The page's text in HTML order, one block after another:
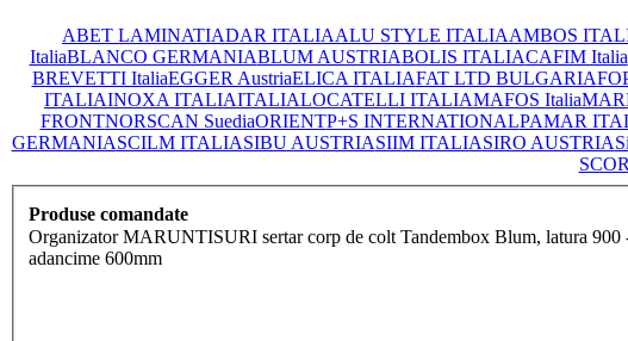
ABET LAMINATIADAR ITALIAALU STYLE ITALIAAMBOS
ItaliaBLANCO GERMANIABLUM AUSTRIABOLIS ITALIACAFIM Italia
BREVETTI ItaliaEGGER AustriaELICA ITALIAFAT LTD BULGARIA
ITALIAINOXA ITALIAITALIALOCATELLI ITALIAMAFOS Italia
FRONTNORSCAN SuediaORIENTP+S INTERNATIONALPAMAR
GERMANIASCILM ITALIASIBU AUSTRIASIIM ITALIASIRO AUSTRIA
Produse comandate
Organizator MARUNTISURI sertar corp de colt Tandembox Blum, latura 900 -1200 mm,
adancime 600mm